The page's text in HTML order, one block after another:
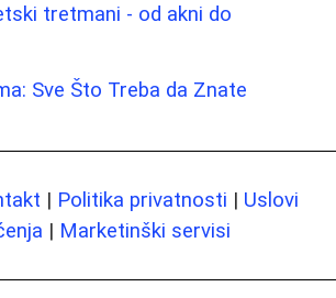
tretmani - od akni do
Sve Što Treba da Znate
| Politika privatnosti | Uslovi
| Marketinški servisi